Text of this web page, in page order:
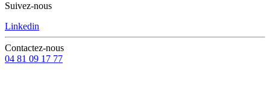
Suivez-nous
Linkedin
Contactez-nous
04 81 09 17 77